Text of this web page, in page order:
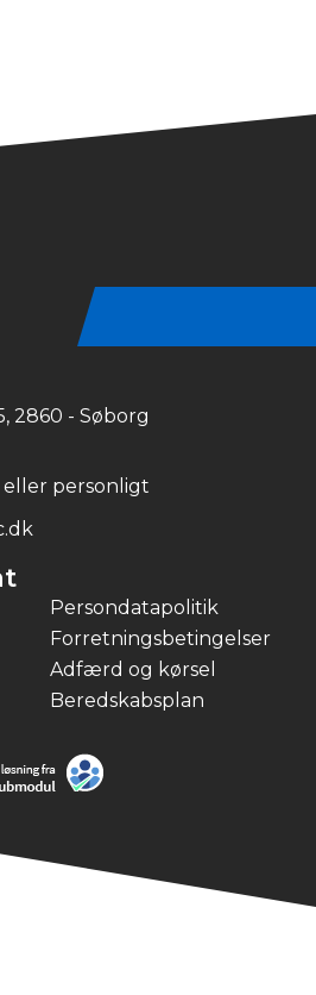
2860 - Søborg
eller personligt
Persondatapolitik
Forretningsbetingelser
Adfærd og kørsel
Beredskabsplan